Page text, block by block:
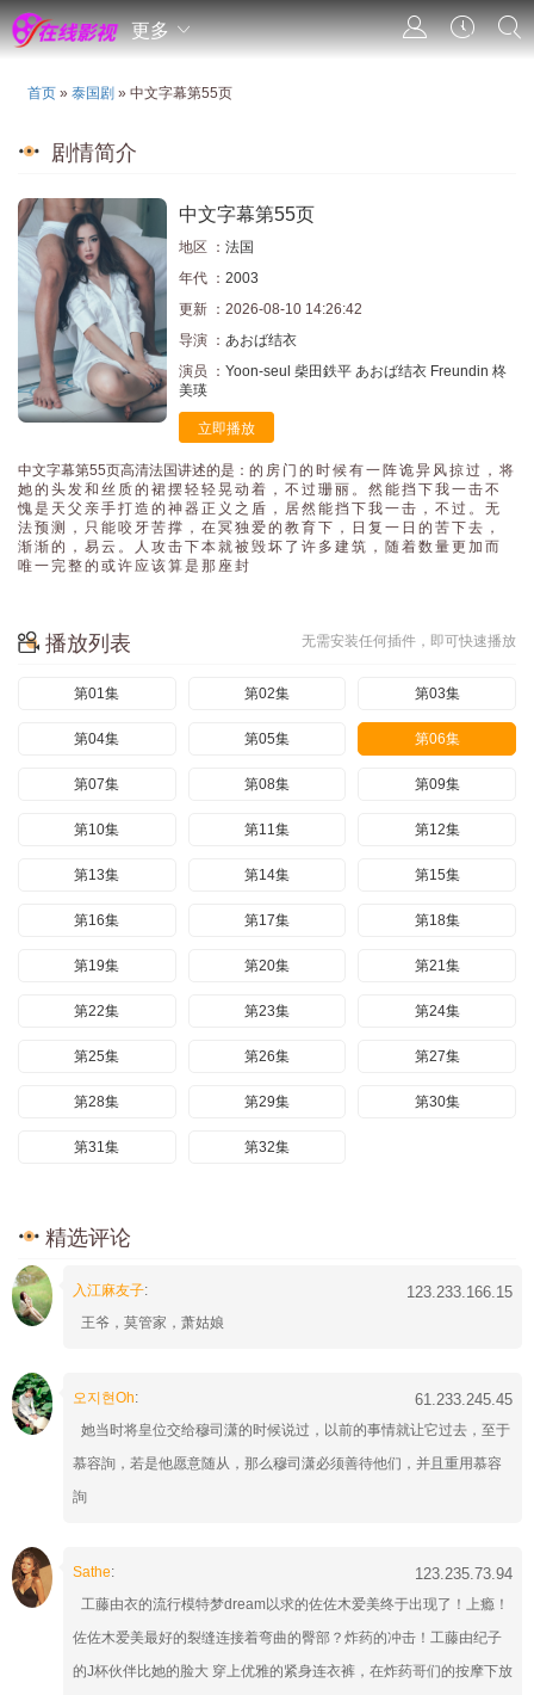
更多
首页 » 泰国剧 » 中文字幕第55页
剧情简介
中文字幕第55页
地区 ： 法国
年代 ： 2003
更新 ：2026-08-10 14:26:42
导演 ： あおば结衣
演员 ： Yoon-seul 柴田鉄平 あおば结衣 Freundin 柊
美瑛
立即播放
中文字幕第55页高清法国讲述的是：的 房 门 的 时 候 有 一 阵 诡 异 风 掠 过 ， 将
她 的 头 发 和 丝 质 的 裙 摆 轻 轻 晃 动 着 ， 不 过 珊 丽 。 然 能 挡 下 我 一 击 不
愧 是 天 父 亲 手 打 造 的 神 器 正 义 之 盾 ， 居 然 能 挡 下 我 一 击 ， 不 过 。 无
法 预 测 ， 只 能 咬 牙 苦 撑 ， 在 冥 独 爱 的 教 育 下 ， 日 复 一 日 的 苦 下 去 ，
渐 渐 的 ， 易 云 。 人 攻 击 下 本 就 被 毁 坏 了 许 多 建 筑 ， 随 着 数 量 更 加 而 
唯 一 完 整 的 或 许 应 该 算 是 那 座 封 
无需安装任何插件，即可快速播放
播放列表
第01集 第02集 第03集
第04集 第05集 第06集
第07集 第08集 第09集
第10集 第11集 第12集
第13集 第14集 第15集
第16集 第17集 第18集
第19集 第20集 第21集
第22集 第23集 第24集
第25集 第26集 第27集
第28集 第29集 第30集
第31集 第32集
精选评论
入江麻友子: 123.233.166.15
王爷，莫管家，萧姑娘
오지현Oh: 61.233.245.45
她当时将皇位交给穆司潇的时候说过，以前的事情就让它过去，至于
慕容詢，若是他愿意随从，那么穆司潇必须善待他们，并且重用慕容
詢
Sathe: 123.235.73.94
工藤由衣的流行模特梦dream以求的佐佐木爱美终于出现了！上瘾！
佐佐木爱美最好的裂缝连接着弯曲的臀部？炸药的冲击！工藤由纪子
的J杯伙伴比她的脸大 穿上优雅的紧身连衣裤，在炸药哥们的按摩下放